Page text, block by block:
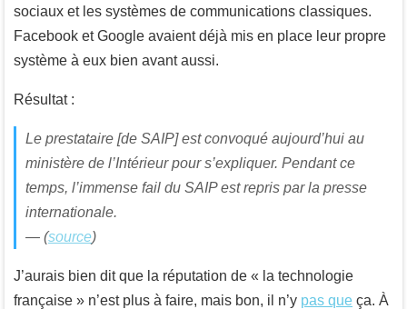
sociaux et les systèmes de communications classiques.
Facebook et Google avaient déjà mis en place leur propre
système à eux bien avant aussi.
Résultat :
Le prestataire [de SAIP] est convoqué aujourd’hui au
ministère de l’Intérieur pour s’expliquer. Pendant ce
temps, l’immense fail du SAIP est repris par la presse
internationale.
— (source)
J’aurais bien dit que la réputation de « la technologie
française » n’est plus à faire, mais bon, il n’y pas que ça. À